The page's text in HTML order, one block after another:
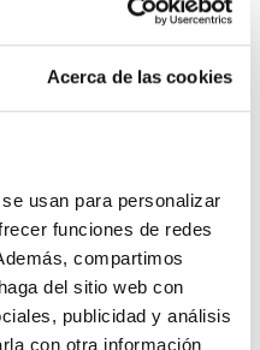
Acerca de las cookies
usan para personalizar
funciones de redes
compartimos
del sitio web con
publicidad y análisis
con otra información